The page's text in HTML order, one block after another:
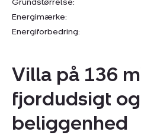
Grundstørrelse:
Energimærke:
Energiforbedring:
Villa på 136
fjordudsigt
beliggenhed